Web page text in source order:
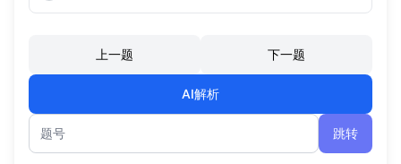
上一题 下一题
AI解析
题号
跳转